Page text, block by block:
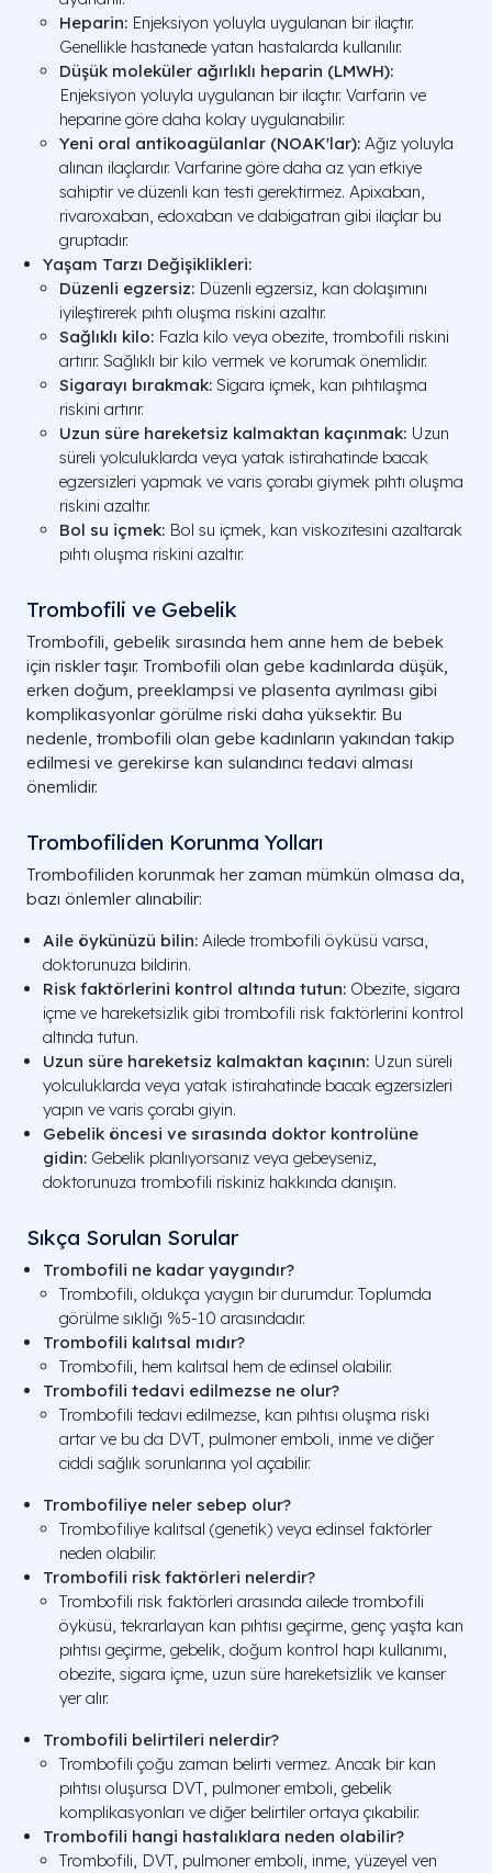
Heparin: Enjeksiyon yoluyla uygulanan bir ilaçtır.
Genellikle hastanede yatan hastalarda kullanılır.
Düşük moleküler ağırlıklı heparin (LMWH):
Enjeksiyon yoluyla uygulanan bir ilaçtır. Varfarin ve
heparine göre daha kolay uygulanabilir.
Yeni oral antikoagülanlar (NOAK'lar): Ağız yoluyla
alınan ilaçlardır. Varfarine göre daha az yan etkiye
sahiptir ve düzenli kan testi gerektirmez. Apixaban,
rivaroxaban, edoxaban ve dabigatran gibi ilaçlar bu
gruptadır.
Yaşam Tarzı Değişiklikleri:
Düzenli egzersiz: Düzenli egzersiz, kan dolaşımını
iyileştirerek pıhtı oluşma riskini azaltır.
Sağlıklı kilo: Fazla kilo veya obezite, trombofili riskini
artırır. Sağlıklı bir kilo vermek ve korumak önemlidir.
Sigarayı bırakmak: Sigara içmek, kan pıhtılaşma
riskini artırır.
Uzun süre hareketsiz kalmaktan kaçınmak: Uzun
süreli yolculuklarda veya yatak istirahatinde bacak
egzersizleri yapmak ve varis çorabı giymek pıhtı oluşma
riskini azaltır.
Bol su içmek: Bol su içmek, kan viskozitesini azaltarak
pıhtı oluşma riskini azaltır.
Trombofili ve Gebelik
Trombofili, gebelik sırasında hem anne hem de bebek
için riskler taşır. Trombofili olan gebe kadınlarda düşük,
erken doğum, preeklampsi ve plasenta ayrılması gibi
komplikasyonlar görülme riski daha yüksektir. Bu
nedenle, trombofili olan gebe kadınların yakından takip
edilmesi ve gerekirse kan sulandırıcı tedavi alması
önemlidir.
Trombofiliden Korunma Yolları
Trombofiliden korunmak her zaman mümkün olmasa da,
bazı önlemler alınabilir:
Aile öykünüzü bilin: Ailede trombofili öyküsü varsa,
doktorunuza bildirin.
Risk faktörlerini kontrol altında tutun: Obezite, sigara
içme ve hareketsizlik gibi trombofili risk faktörlerini kontrol
altında tutun.
Uzun süre hareketsiz kalmaktan kaçının: Uzun süreli
yolculuklarda veya yatak istirahatinde bacak egzersizleri
yapın ve varis çorabı giyin.
Gebelik öncesi ve sırasında doktor kontrolüne
gidin: Gebelik planlıyorsanız veya gebeyseniz,
doktorunuza trombofili riskiniz hakkında danışın.
Sıkça Sorulan Sorular
Trombofili ne kadar yaygındır?
Trombofili, oldukça yaygın bir durumdur. Toplumda
görülme sıklığı %5-10 arasındadır.
Trombofili kalıtsal mıdır?
Trombofili, hem kalıtsal hem de edinsel olabilir.
Trombofili tedavi edilmezse ne olur?
Trombofili tedavi edilmezse, kan pıhtısı oluşma riski
artar ve bu da DVT, pulmoner emboli, inme ve diğer
ciddi sağlık sorunlarına yol açabilir.
Trombofiliye neler sebep olur?
Trombofiliye kalıtsal (genetik) veya edinsel faktörler
neden olabilir.
Trombofili risk faktörleri nelerdir?
Trombofili risk faktörleri arasında ailede trombofili
öyküsü, tekrarlayan kan pıhtısı geçirme, genç yaşta kan
pıhtısı geçirme, gebelik, doğum kontrol hapı kullanımı,
obezite, sigara içme, uzun süre hareketsizlik ve kanser
yer alır.
Trombofili belirtileri nelerdir?
Trombofili çoğu zaman belirti vermez. Ancak bir kan
pıhtısı oluşursa DVT, pulmoner emboli, gebelik
komplikasyonları ve diğer belirtiler ortaya çıkabilir.
Trombofili hangi hastalıklara neden olabilir?
Trombofili, DVT, pulmoner emboli, inme, yüzeyel ven